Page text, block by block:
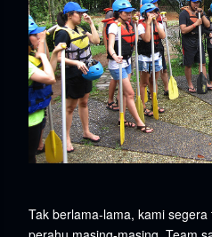
Tak berlama-lama, kami